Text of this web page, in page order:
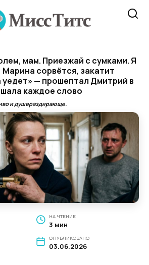
мам. Приезжай с сумками. Я
сорвётся, закатит
уедет» — прошептал Дмитрий в
каждое слово
и душераздирающе.
НА ЧТЕНИЕ
3 мин
ОПУБЛИКОВАНО
03.06.2026